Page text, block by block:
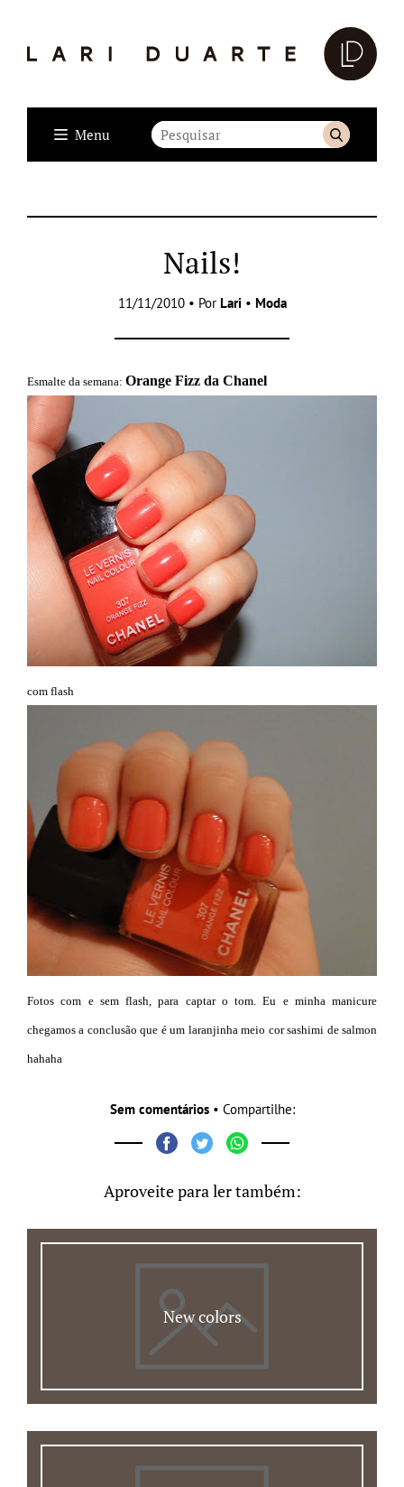
Menu
Nails!
11/11/2010 • Por Lari • Moda
Esmalte da semana: Orange Fizz da Chanel
com flash
Fotos com e sem flash, para captar o tom. Eu e minha manicure
chegamos a conclusão que é um laranjinha meio cor sashimi de salmon
hahaha
Sem comentários• Compartilhe:
Aproveite para ler também:
New colors